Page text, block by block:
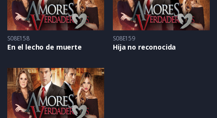
S08E158
En el lecho de muerte
S08E159
Hija no reconocida